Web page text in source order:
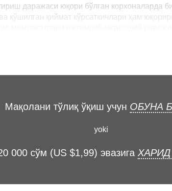
даражаси юқори бўлган корхоналарда
қўшилган қиймат кўрсаткичлари ҳам
Мақолани тўлиқ ўқиш учун ОБУНА
yoki
000 сўм (US $1,99) эвазига